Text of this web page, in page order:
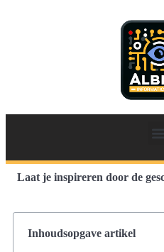
Laat je inspireren door de
Inhoudsopgave artikel